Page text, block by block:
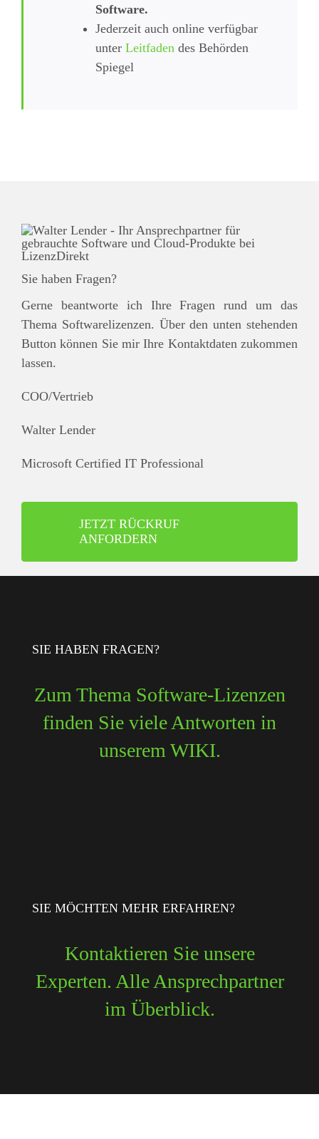
Software.
Jederzeit auch online verfügbar
unter Leitfadendes Behörden
Spiegel
Sie haben Fragen?
Gerne beantworte ich Ihre Fragen rund um das
Thema Softwarelizenzen. Über den unten stehenden
Button können Sie mir Ihre Kontaktdaten zukommen
lassen.
COO/Vertrieb
Walter Lender
Microsoft Certified IT Professional
JETZT RÜCKRUF
ANFORDERN
SIE HABEN FRAGEN?
Zum Thema Software-Lizenzen
finden Sie viele Antworten in
unserem WIKI.
SIE MÖCHTEN MEHR ERFAHREN?
Kontaktieren Sie unsere
Experten. Alle Ansprechpartner
im Überblick.